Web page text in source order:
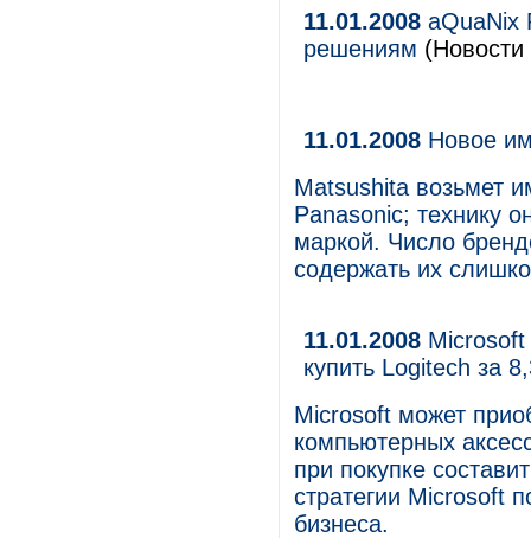
11.01.2008 aQuaNix
решениям (Новости
11.01.2008 Новое
Matsushita возьмет
Panasonic; технику
маркой. Число
содержать их
11.01.2008
купить Logitech за
Microsoft может
компьютерных
при покупке
стратегии Microsoft
бизнеса.